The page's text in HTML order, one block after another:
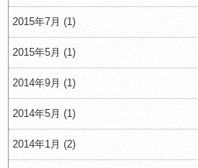
2015年7月 (1)
2015年5月 (1)
2014年9月 (1)
2014年5月 (1)
2014年1月 (2)